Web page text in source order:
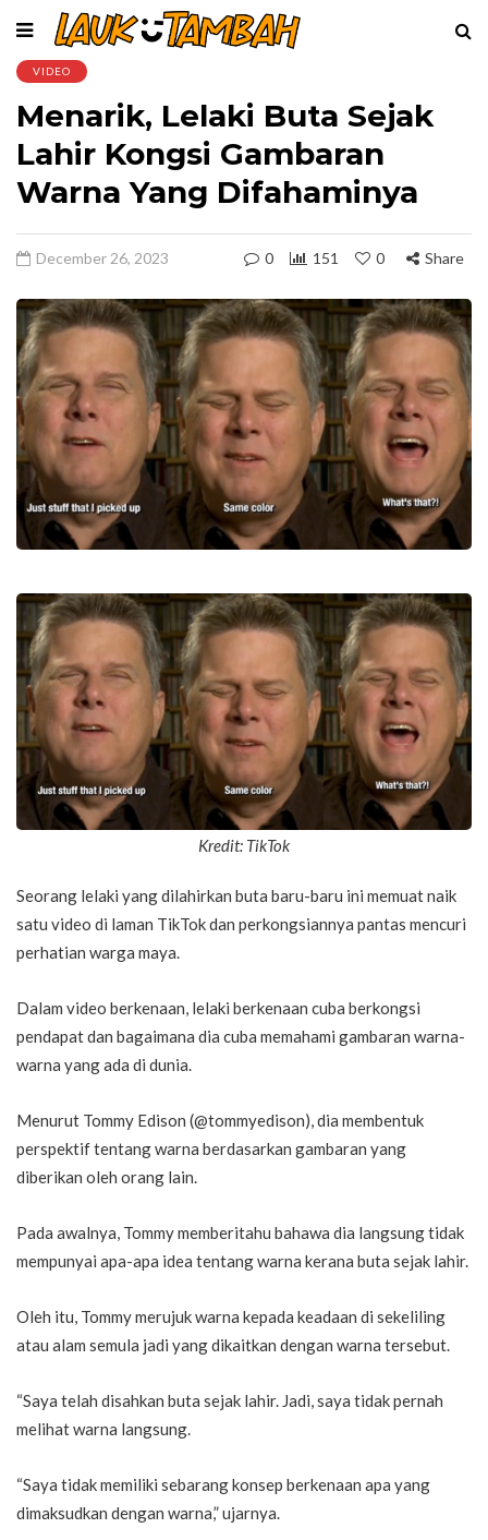
VIDEO
Menarik, Lelaki Buta Sejak
Lahir Kongsi Gambaran
Warna Yang Difahaminya
December 26, 2023 0 151 0 Share
Kredit: TikTok
Seorang lelaki yang dilahirkan buta baru-baru ini memuat naik
satu video di laman TikTok dan perkongsiannya pantas mencuri
perhatian warga maya.
Dalam video berkenaan, lelaki berkenaan cuba berkongsi
pendapat dan bagaimana dia cuba memahami gambaran warna-
warna yang ada di dunia.
Menurut Tommy Edison (@tommyedison), dia membentuk
perspektif tentang warna berdasarkan gambaran yang
diberikan oleh orang lain.
Pada awalnya, Tommy memberitahu bahawa dia langsung tidak
mempunyai apa-apa idea tentang warna kerana buta sejak lahir.
Oleh itu, Tommy merujuk warna kepada keadaan di sekeliling
atau alam semula jadi yang dikaitkan dengan warna tersebut.
“Saya telah disahkan buta sejak lahir. Jadi, saya tidak pernah
melihat warna langsung.
“Saya tidak memiliki sebarang konsep berkenaan apa yang
dimaksudkan dengan warna,” ujarnya.